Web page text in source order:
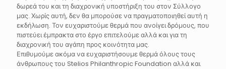
δωρεά του και τη διαχρονική υποστήριξη του στον Σύλλογο
μας. Χωρίς αυτή, δεν θα μπορούσε να πραγματοποιηθεί αυτή η
εκδήλωση. Τον ευχαριστούμε θερμά που ανοίγει δρόμους, που
πιστεύει έμπρακτα στο έργο επιτελούμε αλλά και για τη
διαχρονική του αγάπη προς κοινότητα μας.
Επιθυμούμε ακόμα να ευχαριστήσουμε θερμά όλους τους
άνθρωπους του Stelios Philanthropic Foundation αλλά και